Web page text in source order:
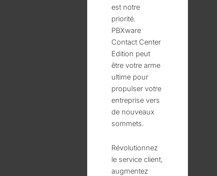
est notre
priorité.
PBXware
Contact Center
Edition peut
être votre arme
ultime pour
propulser votre
entreprise vers
de nouveaux
sommets.
Révolutionnez
le service client,
augmentez